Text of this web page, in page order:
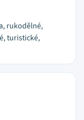
rukodělné,
turistické,